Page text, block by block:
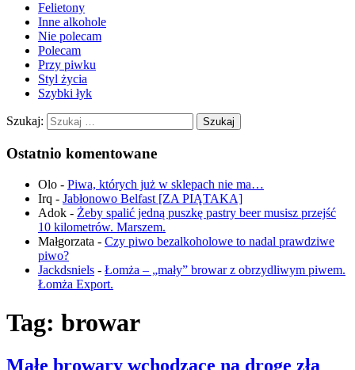
Felietony
Inne alkohole
Nie polecam
Polecam
Przy piwku
Styl życia
Szybki łyk
Szukaj:
Ostatnio komentowane
Olo - Piwa, których już w sklepach nie ma…
Irq - Jabłonowo Belfast [ZA PIĄTAKA]
Adok - Żeby spalić jedną puszkę pastry beer musisz przejść
10 kilometrów. Marszem.
Małgorzata - Czy piwo bezalkoholowe to nadal prawdziwe
piwo?
Jackdsniels - Łomża – „mały” browar z obrzydliwym piwem.
Łomża Export.
Tag: browar
Małe browary wchodzące na drogę zła